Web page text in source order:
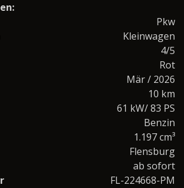
Pkw
Kleinwagen
4/5
Rot
Mär / 2026
10 km
61 kW/ 83 PS
Benzin
1.197 cm³
Flensburg
ab sofort
FL-224668-PM